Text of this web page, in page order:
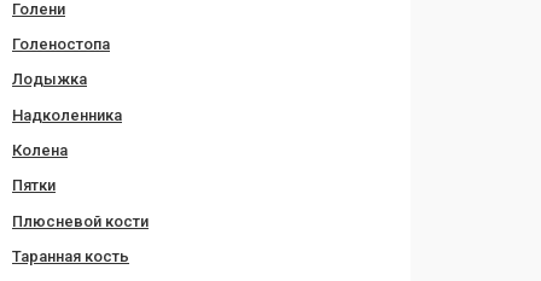
Голени
Голеностопа
Лодыжка
Надколенника
Колена
Пятки
Плюсневой кости
Таранная кость